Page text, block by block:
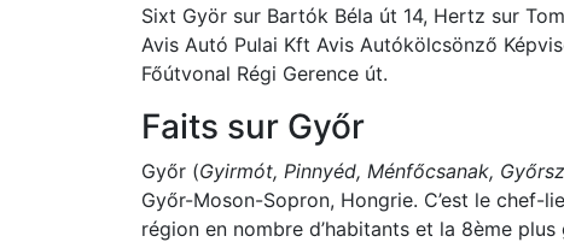
Sixt Györ sur Bartók Béla út 14, Hertz sur
Avis Autó Pulai Kft Avis Autókölcsönző
Főútvonal Régi Gerence út.
Faits sur Győr
Győr (Gyirmót, Pinnyéd, Ménfőcsanak,
Győr-Moson-Sopron, Hongrie. C’est le chef-
région en nombre d’habitants et la 8ème